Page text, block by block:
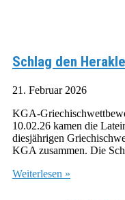
Schlag den
21. Februar 2026
KGA-
10.02.26 kamen die
diesjährigen
KGA zusammen. Die
Weiterlesen »